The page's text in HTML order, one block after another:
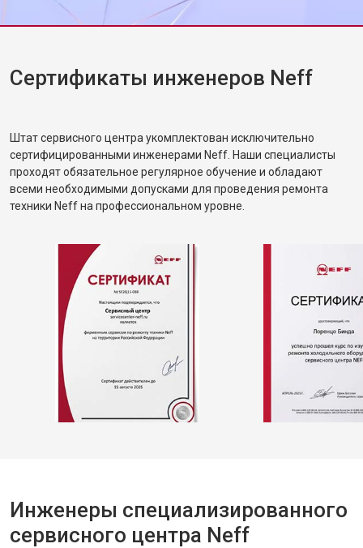
Сертификаты инженеров Neff
Штат сервисного центра укомплектован исключительно
сертифицированными инженерами Neff. Наши специалисты
проходят обязательное регулярное обучение и обладают
всеми необходимыми допусками для проведения ремонта
техники Neff на профессиональном уровне.
Инженеры специализированного
сервисного центра Neff